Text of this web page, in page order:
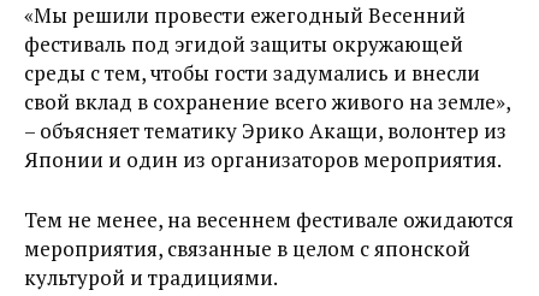
«Мы решили провести ежегодный Весенний
фестиваль под эгидой защиты окружающей
среды с тем, чтобы гости задумались и внесли
свой вклад в сохранение всего живого на земле»,
– объясняет тематику Эрико Акащи, волонтер из
Японии и один из организаторов мероприятия.
Тем не менее, на весеннем фестивале ожидаются
мероприятия, связанные в целом с японской
культурой и традициями.